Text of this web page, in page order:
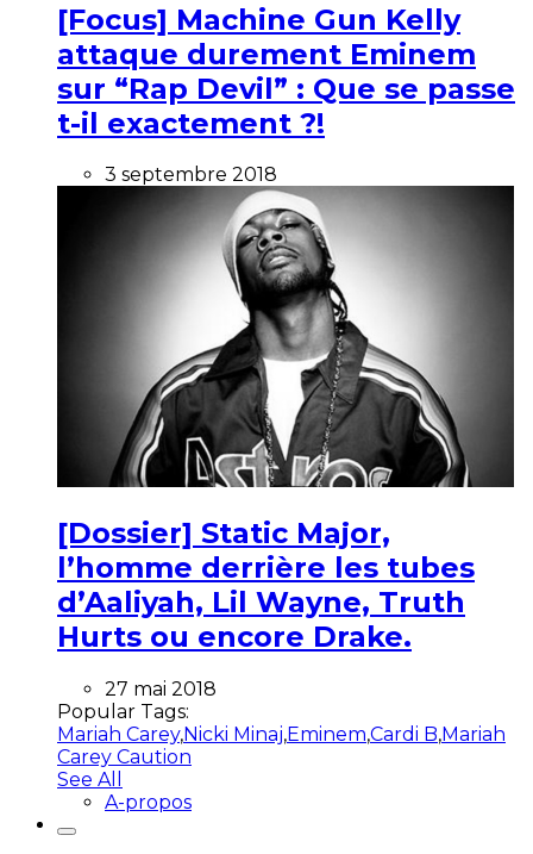
[Focus] Machine Gun Kelly
attaque durement Eminem
sur “Rap Devil” : Que se passe
t-il exactement ?!
3 septembre 2018
[Dossier] Static Major,
l’homme derrière les tubes
d’Aaliyah, Lil Wayne, Truth
Hurts ou encore Drake.
27 mai 2018
Popular Tags:
Mariah Carey,Nicki Minaj,Eminem,Cardi B,Mariah
Carey Caution
See All
A-propos